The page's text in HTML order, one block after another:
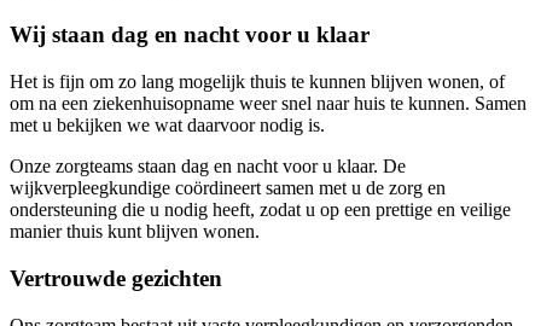
Wij staan dag en nacht voor u klaar
Het is fijn om zo lang mogelijk thuis te kunnen blijven wonen, of
om na een ziekenhuisopname weer snel naar huis te kunnen. Samen
met u bekijken we wat daarvoor nodig is.
Onze zorgteams staan dag en nacht voor u klaar. De
wijkverpleegkundige coördineert samen met u de zorg en
ondersteuning die u nodig heeft, zodat u op een prettige en veilige
manier thuis kunt blijven wonen.
Vertrouwde gezichten